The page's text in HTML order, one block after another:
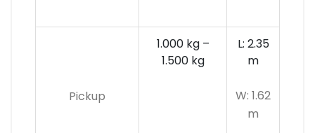
Pickup
1.000 kg –
1.500 kg
L: 2.35
m
W: 1.62
m